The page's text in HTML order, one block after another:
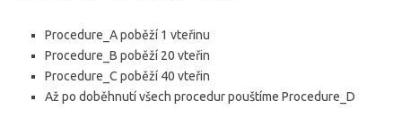
Procedure_A poběží 1 vteřinu
Procedure_B poběží 20 vteřin
Procedure_C poběží 40 vteřin
Až po doběhnutí všech procedur pouštíme Procedure_D